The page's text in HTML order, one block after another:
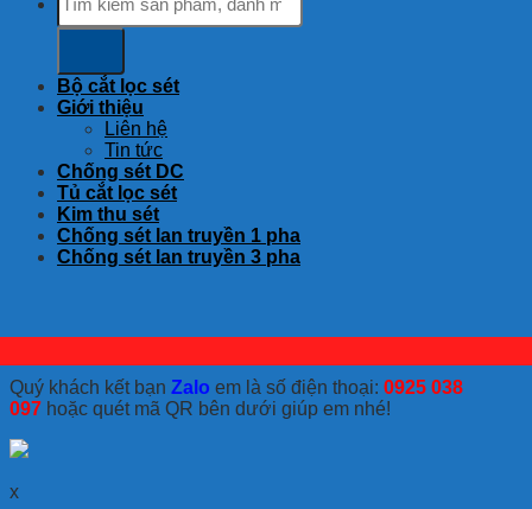
kiếm:
Bộ cắt lọc sét
Giới thiệu
Liên hệ
Tin tức
Chống sét DC
Tủ cắt lọc sét
Kim thu sét
Chống sét lan truyền 1 pha
Chống sét lan truyền 3 pha
Quý khách kết bạn Zalo em là số điện thoại: 0925 038
097 hoặc quét mã QR bên dưới giúp em nhé!
x